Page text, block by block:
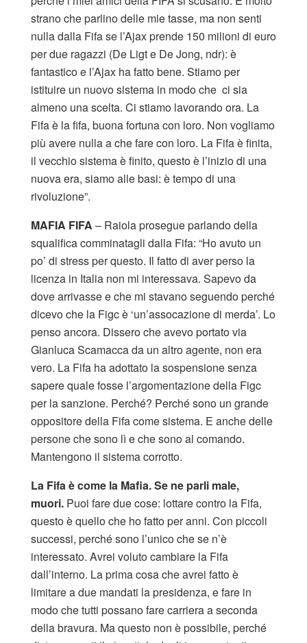
strano che parlino delle mie tasse, ma non senti
nulla dalla Fifa se l’Ajax prende 150 milioni di euro
per due ragazzi (De Ligt e De Jong, ndr): è
fantastico e l’Ajax ha fatto bene. Stiamo per
istituire un nuovo sistema in modo che ci sia
almeno una scelta. Ci stiamo lavorando ora. La
Fifa è la fifa, buona fortuna con loro. Non vogliamo
più avere nulla a che fare con loro. La Fifa è finita,
il vecchio sistema è finito, questo è l’inizio di una
nuova era, siamo alle basi: è tempo di una
rivoluzione”.
MAFIA FIFA – Raiola prosegue parlando della
squalifica comminatagli dalla Fifa: “Ho avuto un
po’ di stress per questo. Il fatto di aver perso la
licenza in Italia non mi interessava. Sapevo da
dove arrivasse e che mi stavano seguendo perché
dicevo che la Figc è ‘un’assocazione di merda’. Lo
penso ancora. Dissero che avevo portato via
Gianluca Scamacca da un altro agente, non era
vero. La Fifa ha adottato la sospensione senza
sapere quale fosse l’argomentazione della Figc
per la sanzione. Perché? Perché sono un grande
oppositore della Fifa come sistema. E anche delle
persone che sono lì e che sono al comando.
Mantengono il sistema corrotto.
La Fifa è come la Mafia. Se ne parli male,
muori. Puoi fare due cose: lottare contro la Fifa,
questo è quello che ho fatto per anni. Con piccoli
successi, perché sono l’unico che se n’è
interessato. Avrei voluto cambiare la Fifa
dall’interno. La prima cosa che avrei fatto è
limitare a due mandati la presidenza, e fare in
modo che tutti possano fare carriera a seconda
della bravura. Ma questo non è possibile, perché